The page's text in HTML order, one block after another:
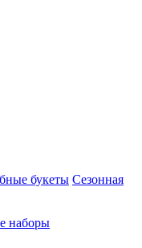
букеты Сезонная
наборы